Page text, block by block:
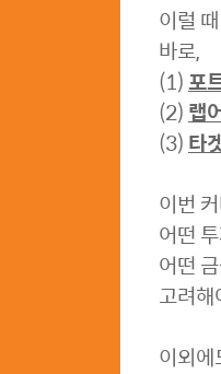
이럴
바로,
(1)포
(2) 랩
(3) 타
이번
어떤
어떤
고려
이외